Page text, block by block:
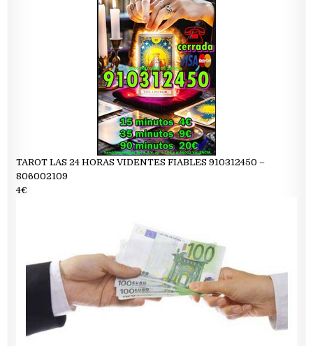
TAROT LAS 24 HORAS VIDENTES FIABLES 910312450 –
806002109
4€